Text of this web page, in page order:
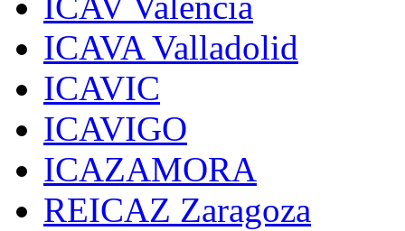
ICAVA Valladolid
ICAVIC
ICAVIGO
ICAZAMORA
REICAZ Zaragoza